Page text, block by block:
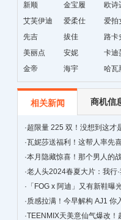
新顺 金宝履 欧诗
艾芙伊迪
爱柔仕 爱拍
先吉
拔佳
路卡
芙
美丽点
安妮 卡迪
金帝
海宇 哈瓦
相关新闻 商机信
·超限量 225 双！没想到这才
·瓦妮莎送福利！这帮人率先
·本月隐藏惊喜！那个男人的
峰」！
·老人头2024春夏大片：我行·
· 「FOG x 阿迪」又有新鞋曝
·质感拉满！今早解构 AJ1 你
·TEENMIX天美意仙气爆改！